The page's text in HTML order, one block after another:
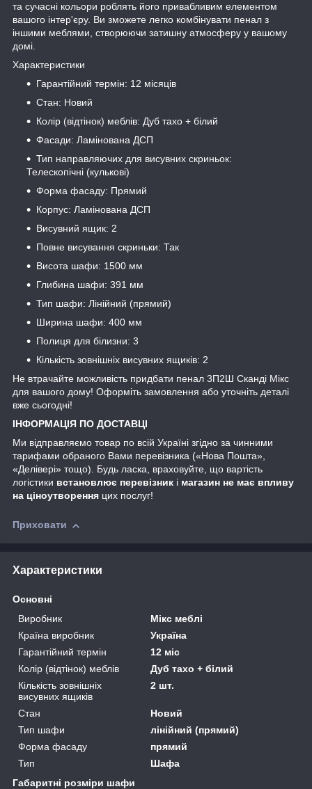
та сучасні кольори роблять його привабливим елементом
вашого інтер'єру. Ви зможете легко комбінувати пенал з
іншими меблями, створюючи затишну атмосферу у вашому
домі.
Характеристики
Гарантійний термін: 12 місяців
Стан: Новий
Колір (відтінок) меблів: Дуб тахо + білий
Фасади: Ламінована ДСП
Тип направляючих для висувних скриньок:
Телескопічні (кулькові)
Форма фасаду: Прямий
Корпус: Ламінована ДСП
Висувний ящик: 2
Повне висування скриньки: Так
Висота шафи: 1500 мм
Глибина шафи: 391 мм
Тип шафи: Лінійний (прямий)
Ширина шафи: 400 мм
Полиця для білизни: 3
Кількість зовнішніх висувних ящиків: 2
Не втрачайте можливість придбати пенал 3П2Ш Сканді Мікс
для вашого дому! Оформіть замовлення або уточніть деталі
вже сьогодні!
ІНФОРМАЦІЯ ПО ДОСТАВЦІ
Ми відправляємо товар по всій Україні згідно за чинними
тарифами обраного Вами перевізника («Нова Пошта»,
«Делівері» тощо). Будь ласка, враховуйте, що вартість
логістики встановлює перевізник і магазин не має впливу
на ціноутворення цих послуг!
Приховати
Характеристики
Основні
Виробник
Мікс меблі
Країна виробник
Україна
Гарантійний термін
12 міс
Колір (відтінок) меблів
Дуб тахо + білий
Кількість зовнішніх
висувних ящиків
2 шт.
Стан
Новий
Тип шафи
лінійний (прямий)
Форма фасаду
прямий
Тип
Шафа
Габаритні розміри шафи